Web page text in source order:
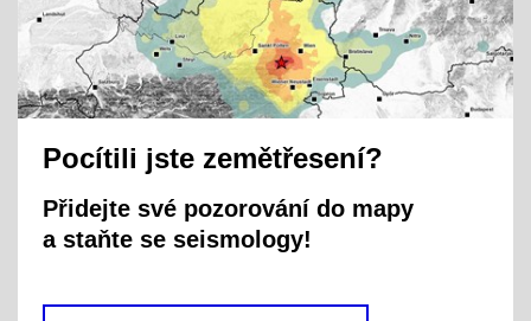
Pocítili jste zemětřesení?
Přidejte své pozorování do mapy
a staňte se seismology!